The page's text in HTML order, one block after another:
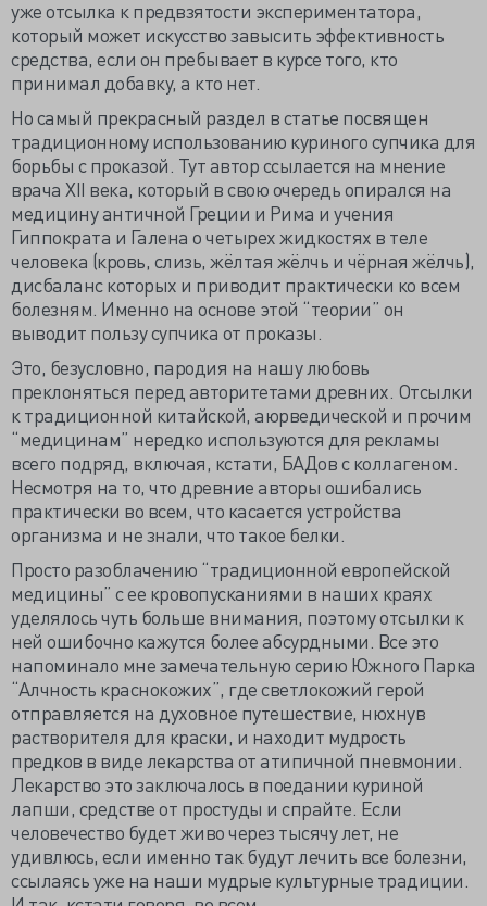
уже отсылка к предвзятости экспериментатора,
который может искусство завысить эффективность
средства, если он пребывает в курсе того, кто
принимал добавку, а кто нет.
Но самый прекрасный раздел в статье посвящен
традиционному использованию куриного супчика для
борьбы с проказой. Тут автор ссылается на мнение
врача XII века, который в свою очередь опирался на
медицину античной Греции и Рима и учения
Гиппократа и Галена о четырех жидкостях в теле
человека (кровь, слизь, жёлтая жёлчь и чёрная жёлчь),
дисбаланс которых и приводит практически ко всем
болезням. Именно на основе этой “теории” он
выводит пользу супчика от проказы.
Это, безусловно, пародия на нашу любовь
преклоняться перед авторитетами древних. Отсылки
к традиционной китайской, аюрведической и прочим
“медицинам” нередко используются для рекламы
всего подряд, включая, кстати, БАДов с коллагеном.
Несмотря на то, что древние авторы ошибались
практически во всем, что касается устройства
организма и не знали, что такое белки.
Просто разоблачению “традиционной европейской
медицины” с ее кровопусканиями в наших краях
уделялось чуть больше внимания, поэтому отсылки к
ней ошибочно кажутся более абсурдными. Все это
напоминало мне замечательную серию Южного Парка
“Алчность краснокожих”, где светлокожий герой
отправляется на духовное путешествие, нюхнув
растворителя для краски, и находит мудрость
предков в виде лекарства от атипичной пневмонии.
Лекарство это заключалось в поедании куриной
лапши, средстве от простуды и спрайте. Если
человечество будет живо через тысячу лет, не
удивлюсь, если именно так будут лечить все болезни,
ссылаясь уже на наши мудрые культурные традиции.